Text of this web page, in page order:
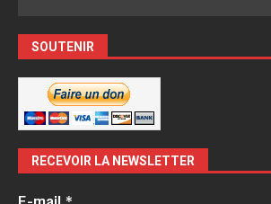
SOUTENIR
RECEVOIR LA NEWSLETTER